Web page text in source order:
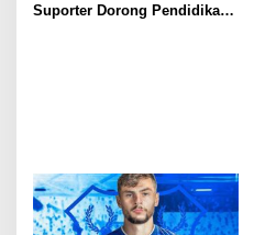
Suporter Dorong Pendidikan